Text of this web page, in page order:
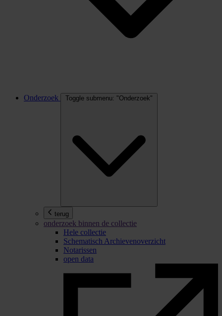
Onderzoek Toggle submenu: "Onderzoek"
terug
onderzoek binnen de collectie
Hele collectie
Schematisch Archievenoverzicht
Notarissen
open data